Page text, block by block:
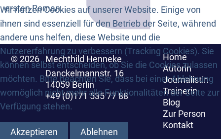
ersten Roman.
© 2026
Mechthild Henneke
Danckelmannstr. 16
14059 Berlin
+49 (0)171 535 77 88
Home
Autorin
Journalistin
Trainerin
Blog
Zur Person
Kontakt
Wir nutzen Cookies auf unserer Website. Einige von
ihnen sind essenziell für den Betrieb der Seite, während
andere uns helfen, diese Website und die
Nutzererfahrung zu verbessern (Tracking Cookies). Sie
können selbst entscheiden, ob Sie die Cookies zulassen
möchten. Bitte beachten Sie, dass bei einer Ablehnung
womöglich nicht mehr alle Funktionalitäten der Seite zur
Verfügung stehen.
Akzeptieren
Ablehnen